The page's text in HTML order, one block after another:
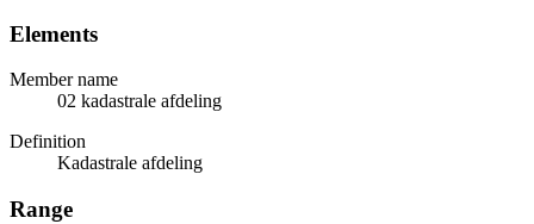
Elements
Member name
02 kadastrale afdeling
Definition
Kadastrale afdeling
Range